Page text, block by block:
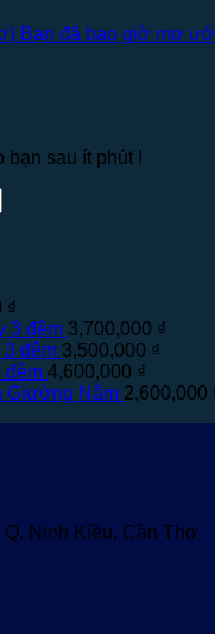
Bạn đã bao giờ mơ
bạn sau ít phút !
₫
3 đêm 3,700,000 ₫
đêm 3,500,000 ₫
đêm 4,600,000 ₫
Giường Nằm 2,600,000
Ninh Kiều, Cần Thơ